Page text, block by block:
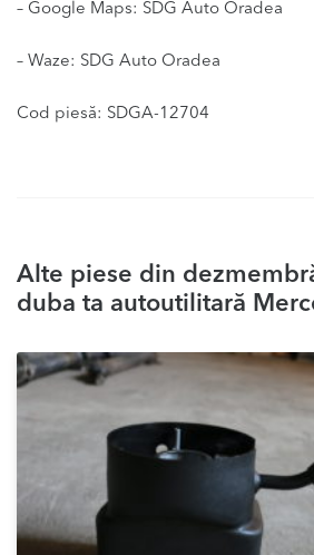
– Google Maps: SDG Auto Oradea
– Waze: SDG Auto Oradea
Cod piesă: SDGA-12704
Alte piese din
duba ta autoutilitară